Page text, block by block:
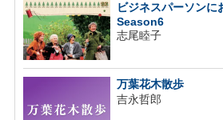
ビジネスパーソンに
Season6
志尾睦子
万葉花木散歩
吉永哲郎